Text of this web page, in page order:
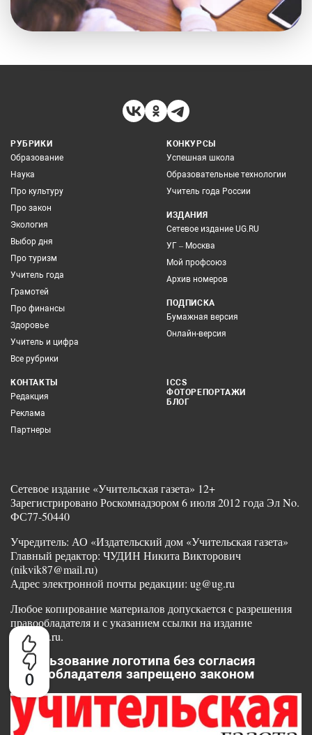
0
РУБРИКИ
Образование
Наука
Про культуру
Про закон
Экология
Выбор дня
Про туризм
Учитель года
Грамотей
Про финансы
Здоровье
Учитель и цифра
Все рубрики
КОНКУРСЫ
Успешная школа
Образовательные технологии
Учитель года России
ИЗДАНИЯ
Сетевое издание UG.RU
УГ – Москва
Мой профсоюз
Архив номеров
ПОДПИСКА
Бумажная версия
Онлайн-версия
КОНТАКТЫ
Редакция
Реклама
Партнеры
ICCS
ФОТОРЕПОРТАЖИ
БЛОГ
Сетевое издание «Учительская газета» 12+
Зарегистрировано Роскомнадзором 6 июля 2012 года Эл No.
ФС77-50440
Учредитель: АО «Издательский дом «Учительская газета»
Главный редактор: ЧУДИН Никита Викторович
(nikvik87@mail.ru)
Адрес электронной почты редакции: ug@ug.ru
Любое копирование материалов допускается с разрешения
правообладателя и с указанием ссылки на издание
www.ug.ru.
Использование логотипа без согласия
правообладателя запрещено законом